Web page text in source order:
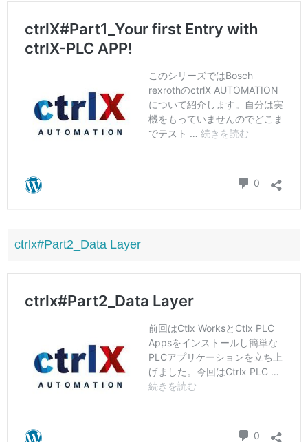
ctrlx#Part2_Data Layer